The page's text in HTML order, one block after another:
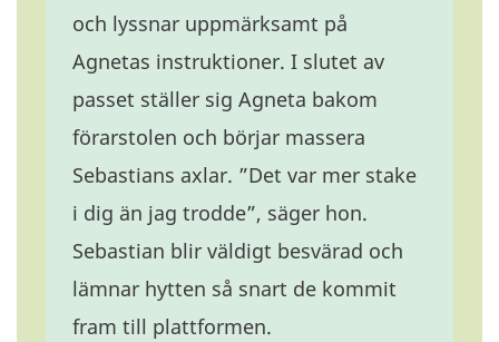
och lyssnar uppmärksamt på
Agnetas instruktioner. I slutet av
passet ställer sig Agneta bakom
förarstolen och börjar massera
Sebastians axlar. ”Det var mer stake
i dig än jag trodde”, säger hon.
Sebastian blir väldigt besvärad och
lämnar hytten så snart de kommit
fram till plattformen.